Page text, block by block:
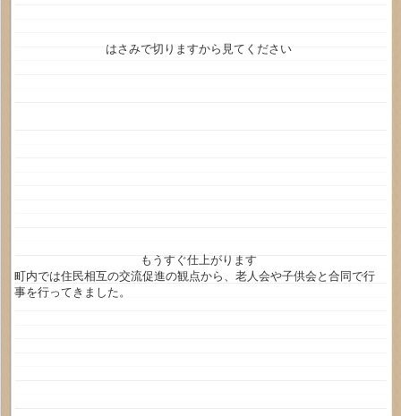
はさみで切りますから見てください
もうすぐ仕上がります
町内では住民相互の交流促進の観点から、老人会や子供会と合同で行
事を行ってきました。